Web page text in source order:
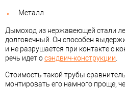
Металл
Дымоход из нержавеющей стали
долговечный. Он способен
и не разрушается при контакте с
речь идет осэндвич-конструкции.
Стоимость такой трубы
монтировать его намного проще,